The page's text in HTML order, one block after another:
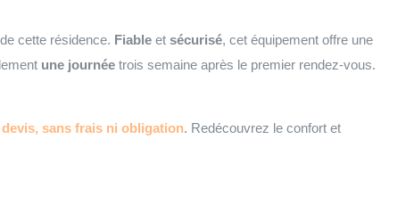
cette résidence. Fiableet sécurisé, cet équipement offre une
une journéetrois semaine après le premier rendez-vous.
sans frais ni obligation. Redécouvrez le confort et